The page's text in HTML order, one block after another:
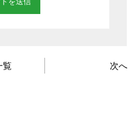
覧 次へ